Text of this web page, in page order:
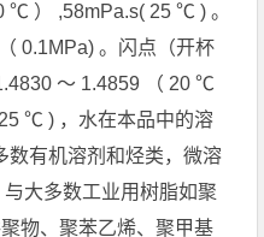
℃ ） ,58mPa.s( 25 ℃ ) 。
0.1MPa) 。闪点（开杯
～ 1.4859 （ 20 ℃
℃ ) ，水在本品中的溶
有机溶剂和烃类，微溶
大多数工业用树脂如聚
物、聚苯乙烯、聚甲基